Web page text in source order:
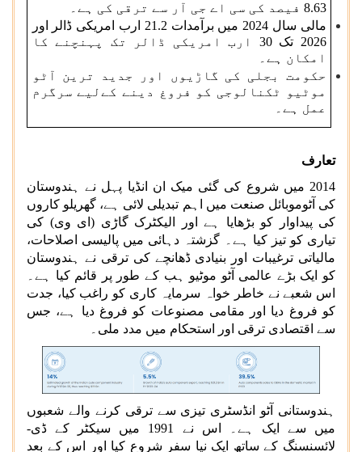
8.63 فیصد کی سی اے جی آر سے ترقی کی ہے۔
مالی سال 2024 میں برآمدات 21.2 ارب امریکی ڈالر اور
2026 تک 30 ارب امریکی ڈالر تک پہنچنے کا
امکان ہے۔
حکومت بجلی کی گاڑیوں اور جدید ترین آٹو
موٹیو ٹکنالوجی کو فروغ دینے کےلیے سرگرم
عمل ہے۔
تعارف
2014 میں شروع کی گئی میک ان انڈیا پہل نے ہندوستان
کی آٹوموبائل صنعت میں اہم تبدیلی لائی ہے، گھریلو کاروں
کی پیداوار کو بڑھایا ہے اور الیکٹرک گاڑی (ای وی) کی
تیاری کو تیز کیا ہے۔ گزشتہ دہائی میں پالیسی اصلاحات،
مالیاتی ترغیبات اور بنیادی ڈھانچے کی ترقی نے ہندوستان
کو ایک بڑے عالمی آٹو موٹیو ہب کے طور پر قائم کیا ہے۔
اس شعبے نے خاطر خواہ سرمایہ کاری کو راغب کیا، جدت
کو فروغ دیا اور مقامی مصنوعات کو فروغ دیا ہے، جس
سے اقتصادی ترقی اور استحکام میں مدد ملی۔
ہندوستانی آٹو انڈسٹری تیزی سے ترقی کرنے والے شعبوں
میں سے ایک ہے۔ اس نے 1991 میں سیکٹر کے ڈی-
لائسنسنگ کے ساتھ ایک نیا سفر شروع کیا اور اس کے بعد